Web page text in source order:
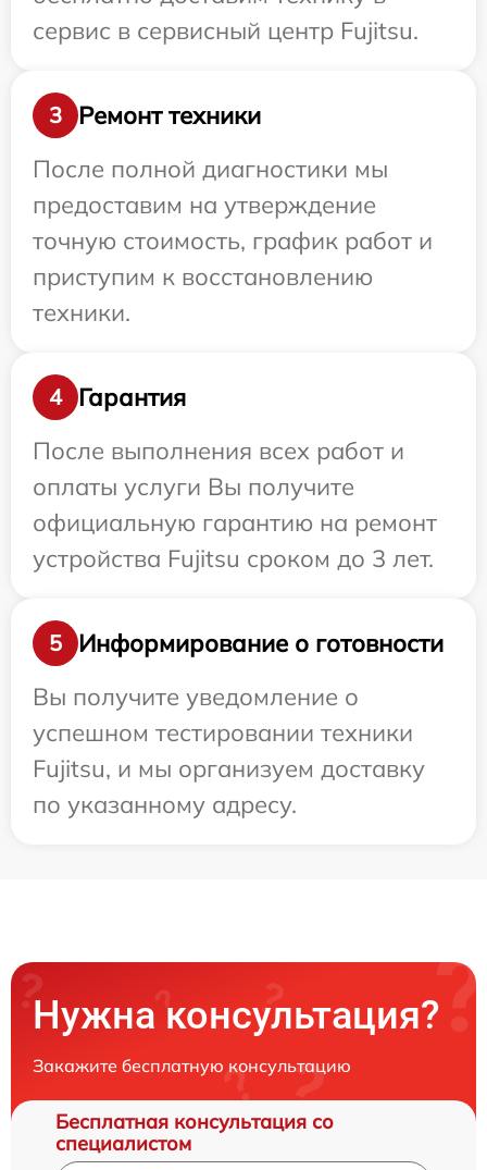
сервис в сервисный центр Fujitsu.
3
Ремонт техники
После полной диагностики мы
предоставим на утверждение
точную стоимость, график работ и
приступим к восстановлению
техники.
4
Гарантия
После выполнения всех работ и
оплаты услуги Вы получите
официальную гарантию на ремонт
устройства Fujitsu сроком до 3 лет.
5
Информирование о готовности
Вы получите уведомление о
успешном тестировании техники
Fujitsu, и мы организуем доставку
по указанному адресу.
Нужна консультация?
Закажите бесплатную консультацию
Бесплатная консультация со
специалистом